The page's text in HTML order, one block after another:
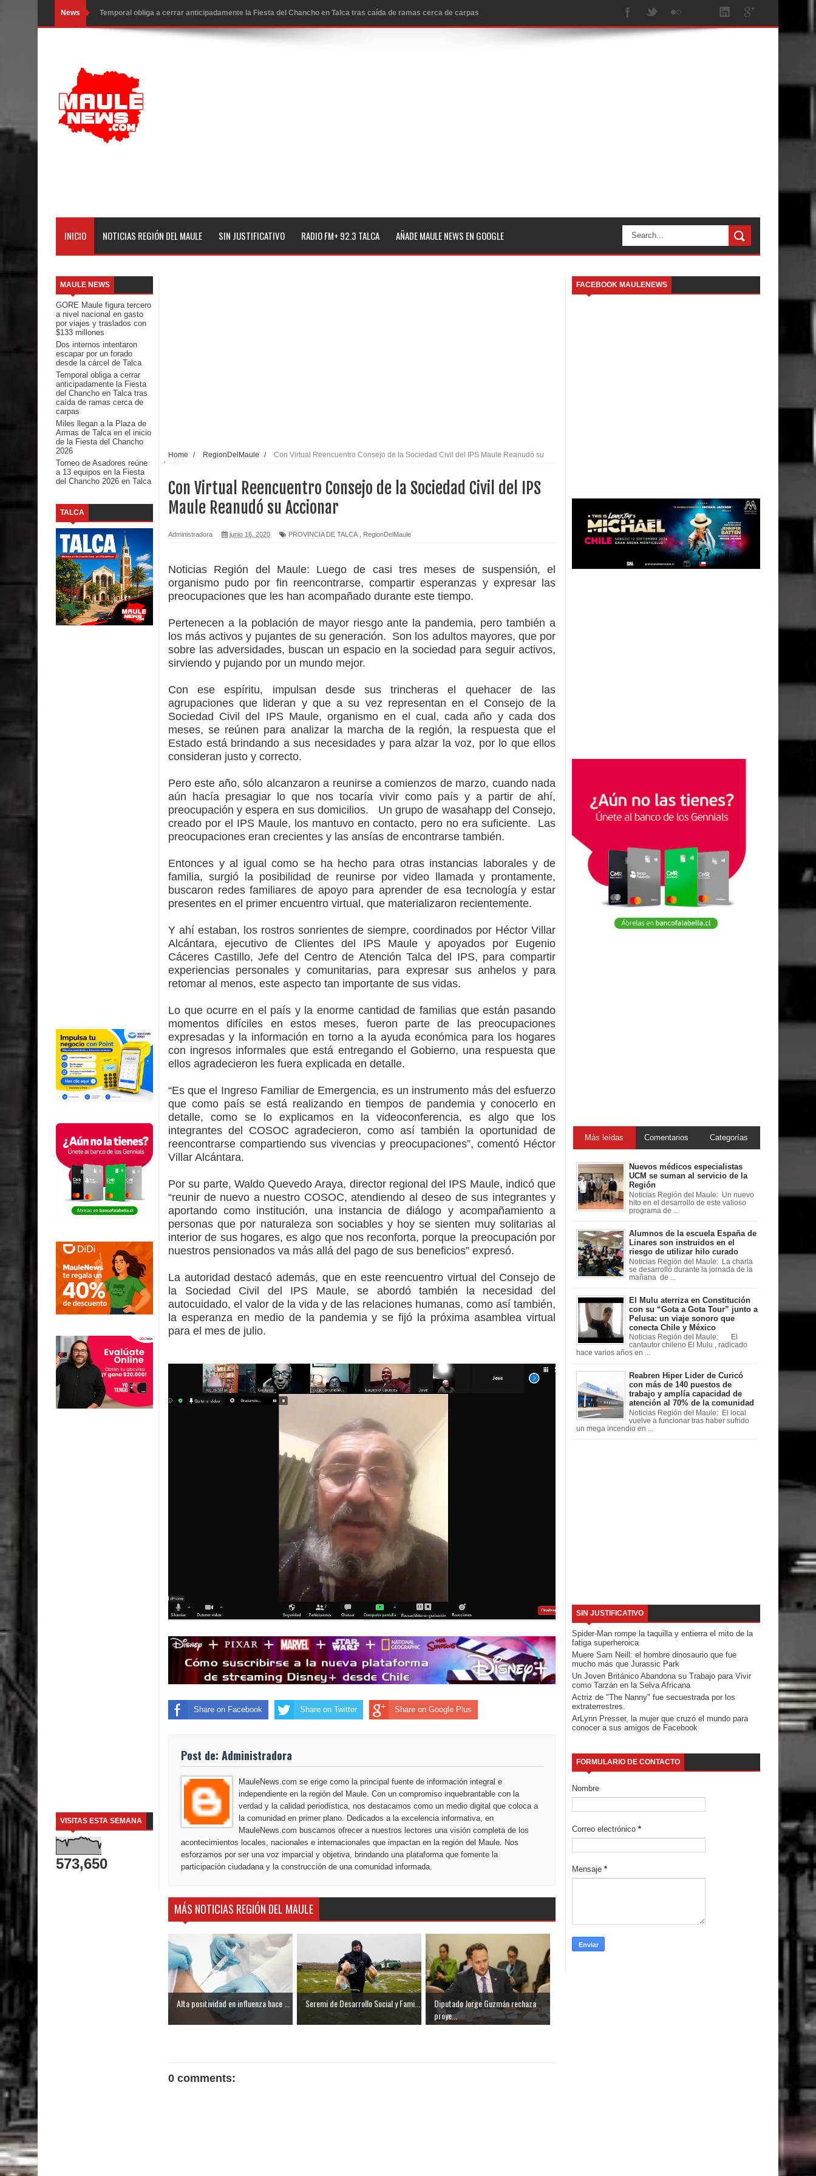
News Temporal obliga a cerrar anticipadamente la Fiesta del Chancho en Talca tras caída de ramas cerca de carpas
Miles llegan a la Plaza de Armas de Talca en el inicio de la Fiesta del Chancho 2026
Alerta por hantavirus: expertos piden reforzar medidas y consulta oportuna
Matrimonios Linarenses Celebraron Bodas de Oro
Departamento Comunal de Salud de Curicó desarrollará jornada de vacunación contra la Influenza y otros
Banda linarense Los Remembers regresa de Brasil tras impulsar un intercambio musical y pedagógico con
comunidades escolares
Mario Meza endurece críticas contra ministra de Salud por dejar fuera a Linares: “No dará la cara”
Seremi de Desarrollo Social y Familia mantiene despliegue para apoyar a niños y adolescentes durante la
emergencia.
Del anime al K-pop: especialistas U. de Chile analizan el creciente interés por las culturas japonesa y coreana
Renuncia del seremi Minvu en el Maule golpea al Gobierno en medio de denuncias por viviendas sociales en
Talca
Diputado Jorge Guzmán rechaza proyecto de interconexión eléctrica en la alta cordillera del Maule por su
impacto ambiental
INDAP entregó $189 millones en incentivos a usuarios de PRODESAL de la provincia de Linares
Municipalidad de Curicó apuesta a la innovación en tecnología educativa con nuevas pantallas interactivas del
Colegio El Boldo
Municipalidad de Curicó inició proceso de vacunación escolar
Se activa Código Azul en Talca ante las bajas temperaturas
GORE Maule figura tercero a nivel nacional en gasto por viajes y traslados con $133 millones
Dos internos intentaron escapar por un forado desde la cárcel de Talca
INICIO NOTICIAS REGIÓN DEL MAULE SIN JUSTIFICATIVO RADIO FM+ 92.3 TALCA AÑADE MAULE NEWS EN GOOGLE
MAULE NEWS
GORE Maule figura tercero
a nivel nacional en gasto
por viajes y traslados con
$133 millones
Dos internos intentaron
escapar por un forado
desde la cárcel de Talca
Temporal obliga a cerrar
anticipadamente la Fiesta
del Chancho en Talca tras
caída de ramas cerca de
carpas
Miles llegan a la Plaza de
Armas de Talca en el inicio
de la Fiesta del Chancho
2026
Torneo de Asadores reúne
a 13 equipos en la Fiesta
del Chancho 2026 en Talca
TALCA
VISITAS ESTA SEMANA
573,650
Home / RegionDelMaule /
Con Virtual Reencuentro Consejo de la Sociedad Civil del IPS Maule Reanudó su
Accionar
Con Virtual Reencuentro Consejo de la Sociedad Civil del IPS
Maule Reanudó su Accionar
Administradora junio 16, 2020 PROVINCIA DE TALCA RegionDelMaule
Noticias Región del Maule: Luego de casi tres meses de suspensión, el
organismo pudo por fin reencontrarse, compartir esperanzas y expresar las
preocupaciones que les han acompañado durante este tiempo.
Pertenecen a la población de mayor riesgo ante la pandemia, pero también a
los más activos y pujantes de su generación. Son los adultos mayores, que por
sobre las adversidades, buscan un espacio en la sociedad para seguir activos,
sirviendo y pujando por un mundo mejor.
Con ese espíritu, impulsan desde sus trincheras el quehacer de las
agrupaciones que lideran y que a su vez representan en el Consejo de la
Sociedad Civil del IPS Maule, organismo en el cual, cada año y cada dos
meses, se reúnen para analizar la marcha de la región, la respuesta que el
Estado está brindando a sus necesidades y para alzar la voz, por lo que ellos
consideran justo y correcto.
Pero este año, sólo alcanzaron a reunirse a comienzos de marzo, cuando nada
aún hacía presagiar lo que nos tocaría vivir como país y a partir de ahí,
preocupación y espera en sus domicilios. Un grupo de wasahapp del Consejo,
creado por el IPS Maule, los mantuvo en contacto, pero no era suficiente. Las
preocupaciones eran crecientes y las ansías de encontrarse también.
Entonces y al igual como se ha hecho para otras instancias laborales y de
familia, surgió la posibilidad de reunirse por video llamada y prontamente,
buscaron redes familiares de apoyo para aprender de esa tecnología y estar
presentes en el primer encuentro virtual, que materializaron recientemente.
Y ahí estaban, los rostros sonrientes de siempre, coordinados por Héctor Villar
Alcántara, ejecutivo de Clientes del IPS Maule y apoyados por Eugenio
Cáceres Castillo, Jefe del Centro de Atención Talca del IPS, para compartir
experiencias personales y comunitarias, para expresar sus anhelos y para
retomar al menos, este aspecto tan importante de sus vidas.
Lo que ocurre en el país y la enorme cantidad de familias que están pasando
momentos difíciles en estos meses, fueron parte de las preocupaciones
expresadas y la información en torno a la ayuda económica para los hogares
con ingresos informales que está entregando el Gobierno, una respuesta que
ellos agradecieron les fuera explicada en detalle.
“Es que el Ingreso Familiar de Emergencia, es un instrumento más del esfuerzo
que como país se está realizando en tiempos de pandemia y conocerlo en
detalle, como se lo explicamos en la videoconferencia, es algo que los
integrantes del COSOC agradecieron, como así también la oportunidad de
reencontrarse compartiendo sus vivencias y preocupaciones”, comentó Héctor
Villar Alcántara.
Por su parte, Waldo Quevedo Araya, director regional del IPS Maule, indicó que
“reunir de nuevo a nuestro COSOC, atendiendo al deseo de sus integrantes y
aportando como institución, una instancia de diálogo y acompañamiento a
personas que por naturaleza son sociables y hoy se sienten muy solitarias al
interior de sus hogares, es algo que nos reconforta, porque la preocupación por
nuestros pensionados va más allá del pago de sus beneficios” expresó.
La autoridad destacó además, que en este reencuentro virtual del Consejo de
la Sociedad Civil del IPS Maule, se abordó también la necesidad del
autocuidado, el valor de la vida y de las relaciones humanas, como así también,
la esperanza en medio de la pandemia y se fijó la próxima asamblea virtual
para el mes de julio.
Share on Facebook Share on Twitter Share on Google Plus
Post de: Administradora
MauleNews.com se erige como la principal fuente de información integral e
independiente en la región del Maule. Con un compromiso inquebrantable con la
verdad y la calidad periodística, nos destacamos como un medio digital que coloca a
la comunidad en primer plano. Dedicados a la excelencia informativa, en
MauleNews.com buscamos ofrecer a nuestros lectores una visión completa de los
acontecimientos locales, nacionales e internacionales que impactan en la región del Maule. Nos
esforzamos por ser una voz imparcial y objetiva, brindando una plataforma que fomente la
participación ciudadana y la construcción de una comunidad informada.
MÁS NOTICIAS REGIÓN DEL MAULE
Alta positividad en influenza hace ... Seremi de Desarrollo Social y Fami...
Diputado Jorge Guzmán rechaza
proye...
0 comments:
FACEBOOK MAULENEWS
Más leídas Comentarios Categorías
Nuevos médicos especialistas
UCM se suman al servicio de la
Región
Noticias Región del Maule: Un nuevo
hito en el desarrollo de este valioso
programa de ...
Alumnos de la escuela España de
Linares son instruidos en el
riesgo de utilizar hilo curado
Noticias Región del Maule: La charla
se desarrolló durante la jornada de la
mañana de ...
El Mulu aterriza en Constitución
con su “Gota a Gota Tour” junto a
Pelusa: un viaje sonoro que
conecta Chile y México
Noticias Región del Maule: El
cantautor chileno El Mulu , radicado
hace varios años en ...
Reabren Hiper Lider de Curicó
con más de 140 puestos de
trabajo y amplía capacidad de
atención al 70% de la comunidad
Noticias Región del Maule: El local
vuelve a funcionar tras haber sufrido
un mega incendio en ...
SIN JUSTIFICATIVO
Spider-Man rompe la taquilla y entierra el mito de la
fatiga superheroica
Muere Sam Neill: el hombre dinosaurio que fue
mucho más que Jurassic Park
Un Joven Británico Abandona su Trabajo para Vivir
como Tarzán en la Selva Africana
Actriz de "The Nanny" fue secuestrada por los
extraterrestres.
ArLynn Presser, la mujer que cruzó el mundo para
conocer a sus amigos de Facebook
FORMULARIO DE CONTACTO
Nombre
Correo electrónico *
Mensaje *